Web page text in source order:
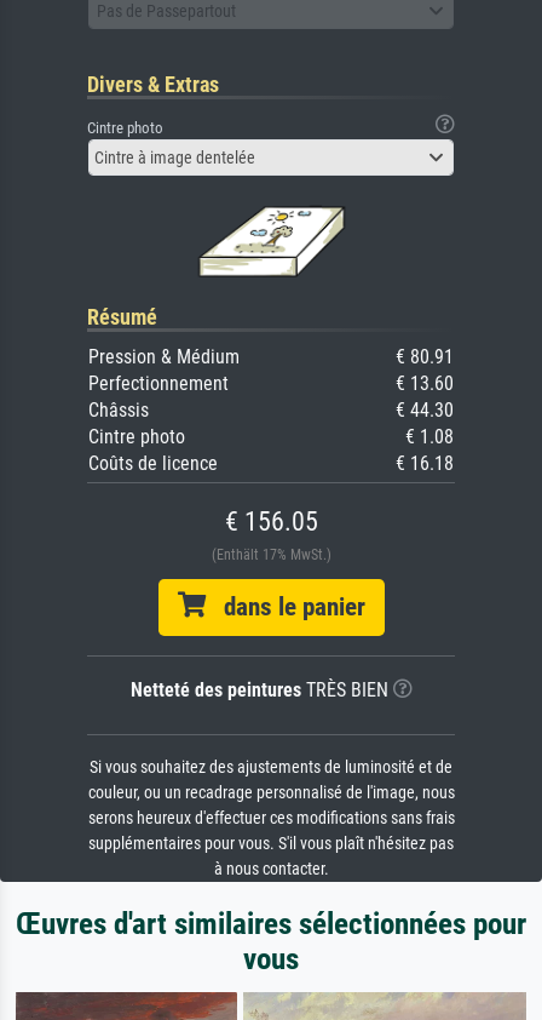
Pas de Passepartout
Divers & Extras
Cintre photo
Cintre à image dentelée
Résumé
Pression & Médium
€ 80.91
Perfectionnement
€ 13.60
Châssis
€ 44.30
Cintre photo
€ 1.08
Coûts de licence
€ 16.18
€ 156.05
(Enthält 17% MwSt.)
dans le panier
Netteté des peinturesTRÈS BIEN
Si vous souhaitez des ajustements de luminosité et de
couleur, ou un recadrage personnalisé de l'image, nous
serons heureux d'effectuer ces modifications sans frais
supplémentaires pour vous. S'il vous plaît n'hésitez pas
à nous contacter.
Œuvres d'art similaires sélectionnées pour
vous